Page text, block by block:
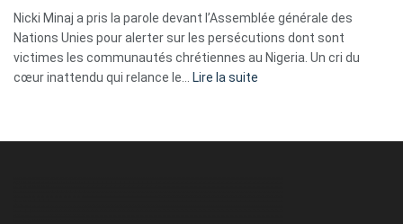
ses
tripes »
Nicki Minaj a pris la parole devant l’Assemblée générale des
Nations Unies pour alerter sur les persécutions dont sont
victimes les communautés chrétiennes au Nigeria. Un cri du
cœur inattendu qui relance le… Lire la suite